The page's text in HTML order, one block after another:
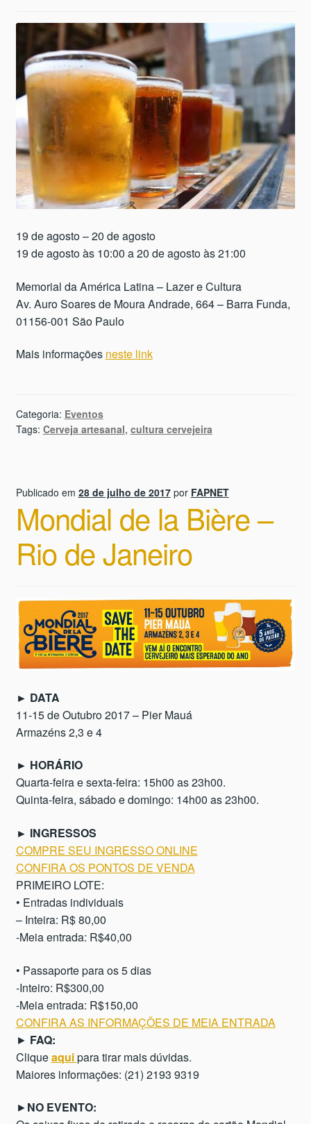
19 de agosto – 20 de agosto
19 de agosto às 10:00 a 20 de agosto às 21:00
Memorial da América Latina – Lazer e Cultura
Av. Auro Soares de Moura Andrade, 664 – Barra Funda,
01156-001 São Paulo
Mais informações neste link
Categoria: Eventos
Tags: Cerveja artesanal, cultura cervejeira
Publicado em 28 de julho de 2017 por FAPNET
Mondial de la Bière –
Rio de Janeiro
► DATA
11-15 de Outubro 2017 – Pier Mauá
Armazéns 2,3 e 4
► HORÁRIO
Quarta-feira e sexta-feira: 15h00 as 23h00.
Quinta-feira, sábado e domingo: 14h00 as 23h00.
► INGRESSOS
COMPRE SEU INGRESSO ONLINE
CONFIRA OS PONTOS DE VENDA
PRIMEIRO LOTE:
• Entradas individuais
– Inteira: R$ 80,00
-Meia entrada: R$40,00
• Passaporte para os 5 dias
-Inteiro: R$300,00
-Meia entrada: R$150,00
CONFIRA AS INFORMAÇÕES DE MEIA ENTRADA
► FAQ:
Cliqueaquipara tirar mais dúvidas.
Maiores informações: (21) 2193 9319
►NO EVENTO: